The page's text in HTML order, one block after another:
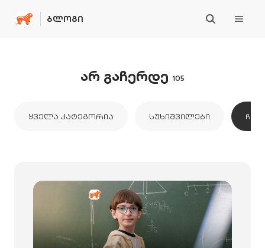
ᲑᲚᲝᲒᲘ
არ გაჩერდე 105
ᲧᲕᲔᲚᲐ ᲙᲐᲢᲔᲒᲝᲠᲘᲐ ᲡᲣᲮᲘᲨᲕᲘᲚᲔᲑᲘ